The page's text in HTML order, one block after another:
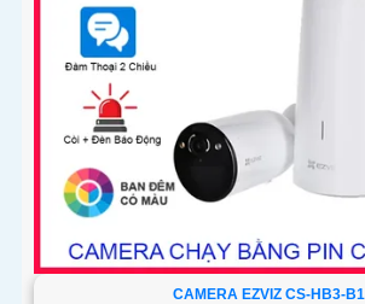
CAMERA EZVIZ CS-HB3-B1